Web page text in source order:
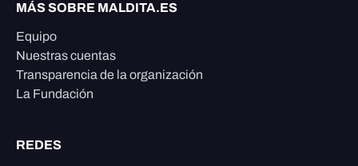
MÁS SOBRE MALDITA.ES
Equipo
Nuestras cuentas
Transparencia de la organización
La Fundación
REDES